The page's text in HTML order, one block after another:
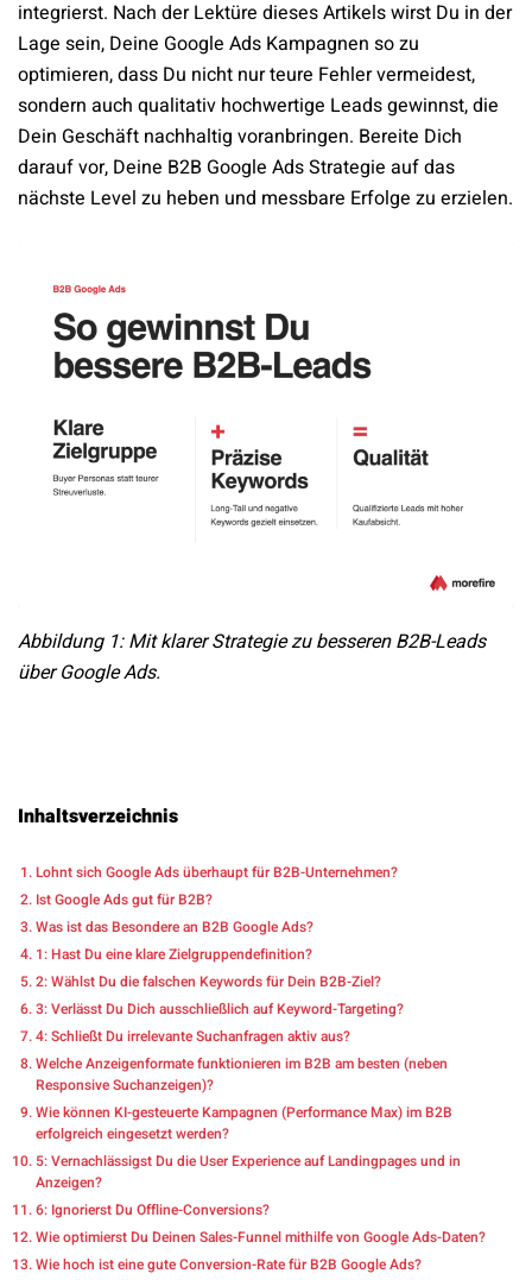
integrierst. Nach der Lektüre dieses Artikels wirst Du in der
Lage sein, Deine Google Ads Kampagnen so zu
optimieren, dass Du nicht nur teure Fehler vermeidest,
sondern auch qualitativ hochwertige Leads gewinnst, die
Dein Geschäft nachhaltig voranbringen. Bereite Dich
darauf vor, Deine B2B Google Ads Strategie auf das
nächste Level zu heben und messbare Erfolge zu erzielen.
Abbildung 1: Mit klarer Strategie zu besseren B2B-Leads
über Google Ads.
Inhaltsverzeichnis
Lohnt sich Google Ads überhaupt für B2B-Unternehmen?
Ist Google Ads gut für B2B?
Was ist das Besondere an B2B Google Ads?
1: Hast Du eine klare Zielgruppendefinition?
2: Wählst Du die falschen Keywords für Dein B2B-Ziel?
3: Verlässt Du Dich ausschließlich auf Keyword-Targeting?
4: Schließt Du irrelevante Suchanfragen aktiv aus?
Welche Anzeigenformate funktionieren im B2B am besten (neben
Responsive Suchanzeigen)?
Wie können KI-gesteuerte Kampagnen (Performance Max) im B2B
erfolgreich eingesetzt werden?
5: Vernachlässigst Du die User Experience auf Landingpages und in
Anzeigen?
6: Ignorierst Du Offline-Conversions?
Wie optimierst Du Deinen Sales-Funnel mithilfe von Google Ads-Daten?
Wie hoch ist eine gute Conversion-Rate für B2B Google Ads?